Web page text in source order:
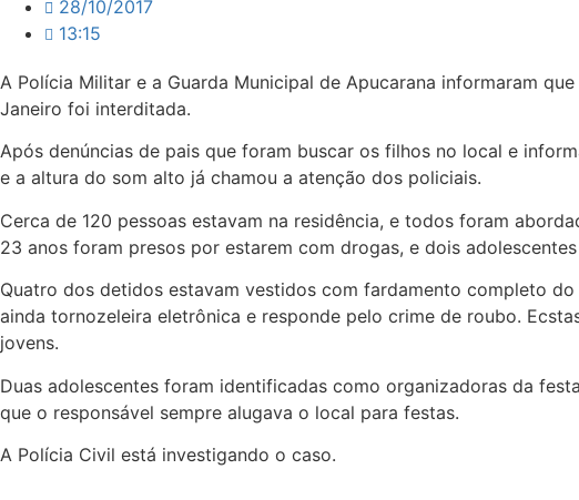
28/10/2017
13:15
A Polícia Militar e a Guarda Municipal de Apucarana informaram
Janeiro foi interditada.
Após denúncias de pais que foram buscar os filhos no local e
e a altura do som alto já chamou a atenção dos policiais.
Cerca de 120 pessoas estavam na residência, e todos foram
23 anos foram presos por estarem com drogas, e dois
Quatro dos detidos estavam vestidos com fardamento completo
ainda tornozeleira eletrônica e responde pelo crime de roubo.
jovens.
Duas adolescentes foram identificadas como organizadoras da
que o responsável sempre alugava o local para festas.
A Polícia Civil está investigando o caso.